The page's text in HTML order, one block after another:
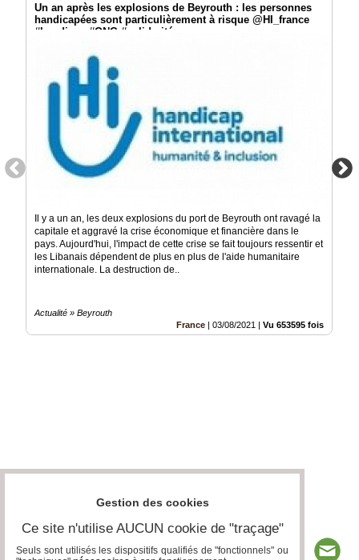
Un an après les explosions de Beyrouth : les personnes
handicapées sont particulièrement à risque @HI_france
#handicap #ONG #solidarité
Il y a un an, les deux explosions du port de Beyrouth ont ravagé la
capitale et aggravé la crise économique et financière dans le
pays. Aujourd'hui, l'impact de cette crise se fait toujours ressentir et
les Libanais dépendent de plus en plus de l'aide humanitaire
internationale. La destruction de..
Actualité » Beyrouth
France
03/08/2021 Vu 653595 fois
Gestion des cookies
Ce site n'utilise AUCUN cookie de "traçage"
Seuls sont utilisés les dispositifs qualifiés de "fonctionnels" ou